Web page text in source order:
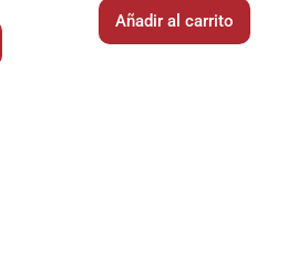
Añadir al carrito